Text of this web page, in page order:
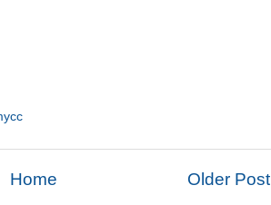
Older Post
Home